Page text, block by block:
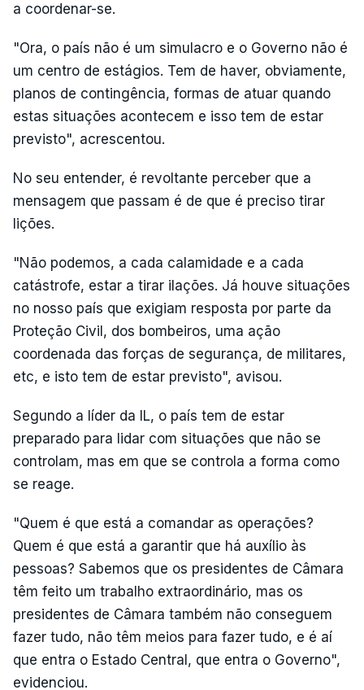
a coordenar-se.
"Ora, o país não é um simulacro e o Governo não é
um centro de estágios. Tem de haver, obviamente,
planos de contingência, formas de atuar quando
estas situações acontecem e isso tem de estar
previsto", acrescentou.
No seu entender, é revoltante perceber que a
mensagem que passam é de que é preciso tirar
lições.
"Não podemos, a cada calamidade e a cada
catástrofe, estar a tirar ilações. Já houve situações
no nosso país que exigiam resposta por parte da
Proteção Civil, dos bombeiros, uma ação
coordenada das forças de segurança, de militares,
etc, e isto tem de estar previsto", avisou.
Segundo a líder da IL, o país tem de estar
preparado para lidar com situações que não se
controlam, mas em que se controla a forma como
se reage.
"Quem é que está a comandar as operações?
Quem é que está a garantir que há auxílio às
pessoas? Sabemos que os presidentes de Câmara
têm feito um trabalho extraordinário, mas os
presidentes de Câmara também não conseguem
fazer tudo, não têm meios para fazer tudo, e é aí
que entra o Estado Central, que entra o Governo",
evidenciou.